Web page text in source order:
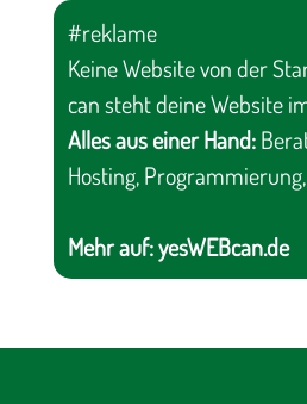
#reklame
Keine Website von der
can steht deine Website
Alles aus einer Hand:
Hosting,
Mehr auf:yesWEBcan.de